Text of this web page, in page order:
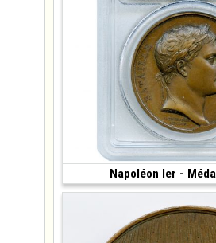
Napoléon Ier -
(1805 • 40 mm)